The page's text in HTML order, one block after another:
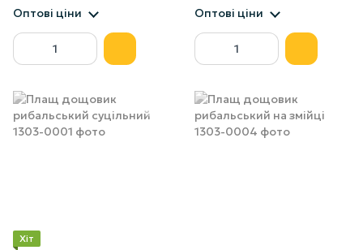
Оптові ціни Оптові ціни
Хіт